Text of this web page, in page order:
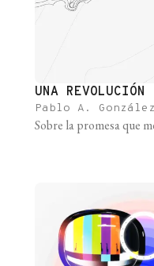
UNA
Pablo A. González
Sobre la promesa que